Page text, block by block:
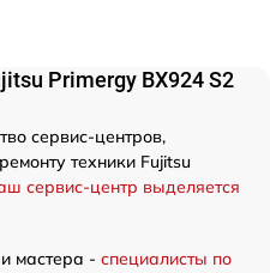
Primergy BX924 S2
сервис-центров,
техники Fujitsu
сервис-центр выделяется
мастера - специалисты по